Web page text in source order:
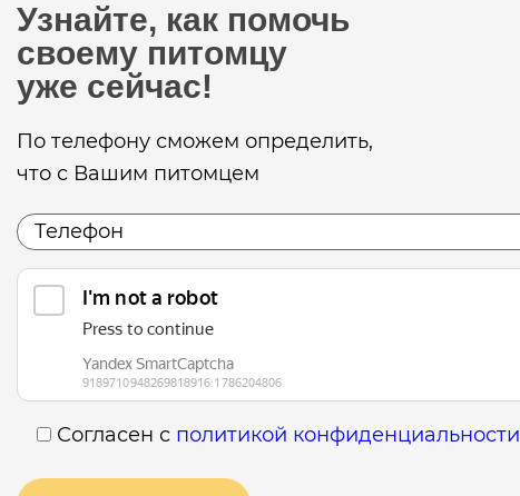
Узнайте, как помочь
своему питомцу
уже сейчас!
По телефону сможем определить,
что с Вашим питомцем
Согласен с политикой конфиденциальности